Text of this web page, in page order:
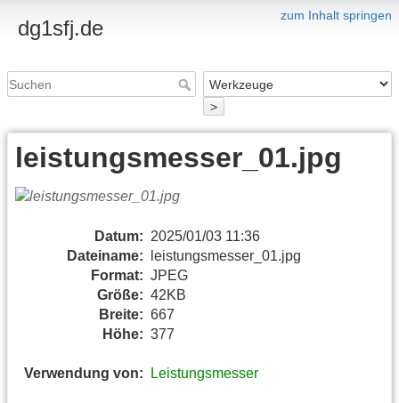
zum Inhalt springen
dg1sfj.de
>
leistungsmesser_01.jpg
Datum: 2025/01/03 11:36
Dateiname:
leistungsmesser_01.jpg
Format: JPEG
Größe: 42KB
Breite: 667
Höhe: 377
Verwendung von: Leistungsmesser